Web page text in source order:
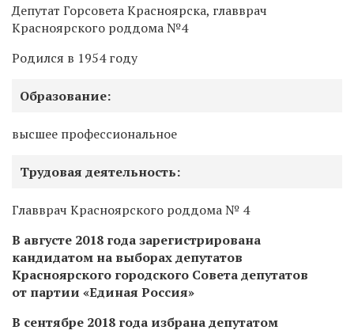
Депутат Горсовета Красноярска, главврач
Красноярского роддома №4
Родился в 1954 году
Образование:
высшее профессиональное
Трудовая деятельность:
Главврач Красноярского роддома № 4
В августе 2018 года зарегистрирована
кандидатом на выборах депутатов
Красноярского городского Совета депутатов
от партии «Единая Россия»
В сентябре 2018 года избрана депутатом